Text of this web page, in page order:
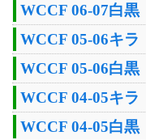
WCCF 06-07白黒
WCCF 05-06キラ
WCCF 05-06白黒
WCCF 04-05キラ
WCCF 04-05白黒